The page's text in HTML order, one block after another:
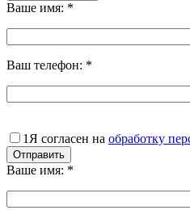
Ваше имя: *
Ваш телефон: *
1 Я согласен на обработку
Ваше имя: *